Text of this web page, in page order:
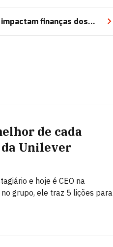
finanças dos
de cada
da Unilever
e hoje é CEO na
grupo, ele traz 5 lições para